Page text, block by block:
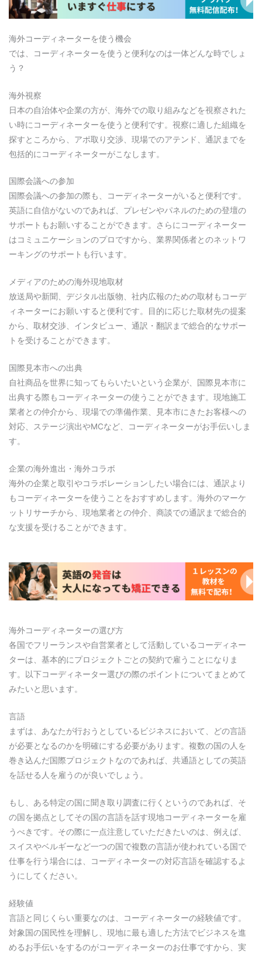
海外コーディネーターを使う機会
では、コーディネーターを使うと便利なのは一体どんな時でしょ
う？
海外視察
日本の自治体や企業の方が、海外での取り組みなどを視察された
い時にコーディネーターを使うと便利です。視察に適した組織を
探すところから、アポ取り交渉、現場でのアテンド、通訳までを
包括的にコーディネーターがこなします。
国際会議への参加
国際会議への参加の際も、コーディネーターがいると便利です。
英語に自信がないのであれば、プレゼンやパネルのための登壇の
サポートもお願いすることができます。さらにコーディネーター
はコミュニケーションのプロですから、業界関係者とのネットワ
ーキングのサポートも行います。
メディアのための海外現地取材
放送局や新聞、デジタル出版物、社内広報のための取材もコーデ
ィネーターにお願いすると便利です。目的に応じた取材先の提案
から、取材交渉、インタビュー、通訳・翻訳まで総合的なサポー
トを受けることができます。
国際見本市への出典
自社商品を世界に知ってもらいたいという企業が、国際見本市に
出典する際もコーディネーターの使うことができます。現地施工
業者との仲介から、現場での準備作業、見本市にきたお客様への
対応、ステージ演出やMCなど、コーディネーターがお手伝いしま
す。
企業の海外進出・海外コラボ
海外の企業と取引やコラボレーションしたい場合には、通訳より
もコーディネーターを使うことをおすすめします。海外のマーケ
ットリサーチから、現地業者との仲介、商談での通訳まで総合的
な支援を受けることができます。
海外コーディネーターの選び方
各国でフリーランスや自営業者として活動しているコーディネー
ターは、基本的にプロジェクトごとの契約で雇うことになりま
す。以下コーディネーター選びの際のポイントについてまとめて
みたいと思います。
言語
まずは、あなたが行おうとしているビジネスにおいて、どの言語
が必要となるのかを明確にする必要があります。複数の国の人を
巻き込んだ国際プロジェクトなのであれば、共通語としての英語
を話せる人を雇うのが良いでしょう。
もし、ある特定の国に聞き取り調査に行くというのであれば、そ
の国を拠点としてその国の言語を話す現地コーディネーターを雇
うべきです。その際に一点注意していただきたいのは、例えば、
スイスやベルギーなど一つの国で複数の言語が使われている国で
仕事を行う場合には、コーディネーターの対応言語を確認するよ
うにしてください。
経験値
言語と同じくらい重要なのは、コーディネーターの経験値です。
対象国の国民性を理解し、現地に最も適した方法でビジネスを進
めるお手伝いをするのがコーディネーターのお仕事ですから、実